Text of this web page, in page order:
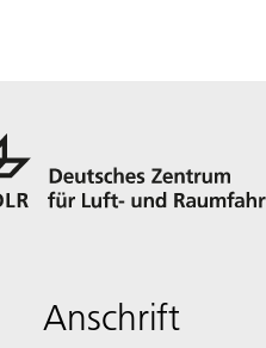
Anschrift